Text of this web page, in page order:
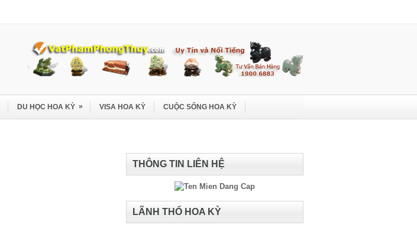
DU HỌC HOA KỲ » VISA HOA KỲ CUỘC SỐNG HOA KỲ
THÔNG TIN LIÊN HỆ
LÃNH THỔ HOA KỲ